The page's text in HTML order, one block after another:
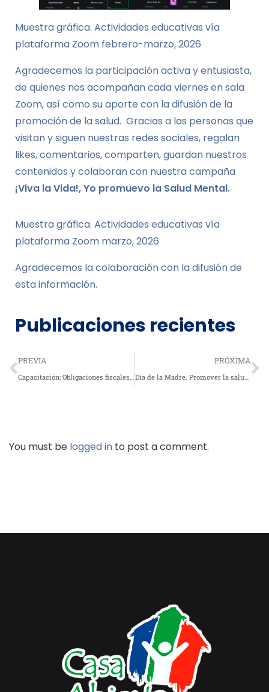
Muestra gráfica. Actividades educativas vía
plataforma Zoom febrero-marzo, 2026
Agradecemos la participación activa y entusiasta,
de quienes nos acompañan cada viernes en sala
Zoom, así como su aporte con la difusión de la
promoción de la salud. Gracias a las personas que
visitan y siguen nuestras redes sociales, regalan
likes, comentarios, comparten, guardan nuestros
contenidos y colaboran con nuestra campaña
¡Viva la Vida!, Yo promuevo la Salud Mental.
Muestra gráfica. Actividades educativas vía
plataforma Zoom marzo, 2026
Agradecemos la colaboración con la difusión de
esta información.
Publicaciones recientes
PREVIA
Capacitación: Obligaciones fiscales para ASFL
PRÓXIMA
Día de la Madre. Promover la salud mental materna. Campaña: ¡Viva la Vida! Yo promuevo la Salud Mental
You must be logged in to post a comment.